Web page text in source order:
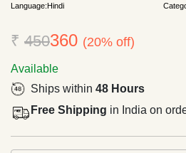
Language:Hindi
₹ 450360 (20% off)
Available
Ships within 48 Hours
Free Shipping in India on